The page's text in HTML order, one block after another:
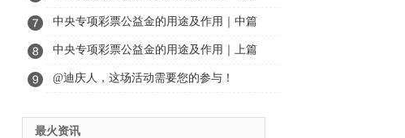
中央专项彩票公益金的用途及作用｜中篇
中央专项彩票公益金的用途及作用｜上篇
@迪庆人，这场活动需要您的参与！
最火资讯